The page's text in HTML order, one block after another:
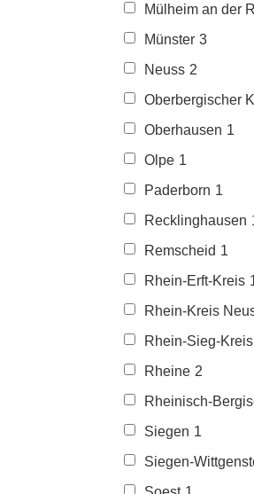
Mülheim an der
Münster 3
Neuss 2
Oberbergischer
Oberhausen 1
Olpe 1
Paderborn 1
Recklinghausen
Remscheid 1
Rhein-Erft-Kreis
Rhein-Kreis
Rhein-Sieg-Kreis
Rheine 2
Rheinisch-
Siegen 1
Siegen-